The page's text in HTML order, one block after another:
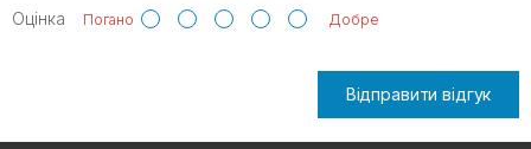
Оцінка Погано Добре
Відправити відгук